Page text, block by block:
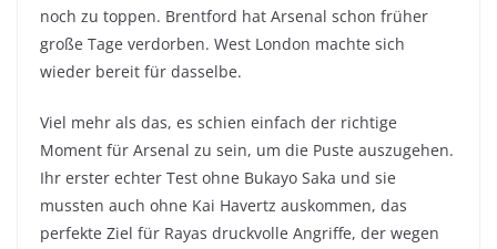
noch zu toppen. Brentford hat Arsenal schon früher
große Tage verdorben. West London machte sich
wieder bereit für dasselbe.
Viel mehr als das, es schien einfach der richtige
Moment für Arsenal zu sein, um die Puste auszugehen.
Ihr erster echter Test ohne Bukayo Saka und sie
mussten auch ohne Kai Havertz auskommen, das
perfekte Ziel für Rayas druckvolle Angriffe, der wegen